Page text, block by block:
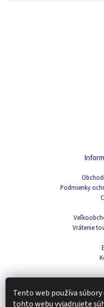
Tento web používa
tohto webu vyjadrujete
Podmienky
Vrátenie